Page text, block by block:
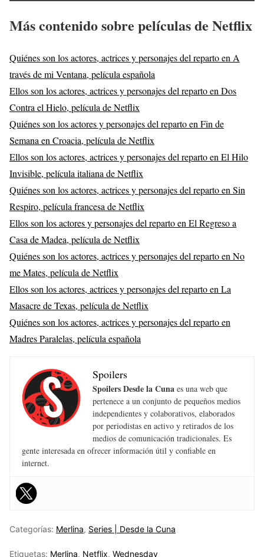
Más contenido sobre películas de Netflix
Quiénes son los actores, actrices y personajes del reparto en A
través de mi Ventana, película española
Ellos son los actores, actrices y personajes del reparto en Dos
Contra el Hielo, película de Netflix
Quiénes son los actores y personajes del reparto en Fin de
Semana en Croacia, película de Netflix
Ellos son los actores, actrices y personajes del reparto en El Hilo
Invisible, película italiana de Netflix
Quiénes son los actores, actrices y personajes del reparto en Sin
Respiro, película francesa de Netflix
Ellos son los actores y personajes del reparto en El Regreso a
Casa de Madea, película de Netflix
Quiénes son los actores, actrices y personajes del reparto en No
me Mates, película de Netflix
Ellos son los actores, actrices y personajes del reparto en La
Masacre de Texas, película de Netflix
Quiénes son los actores, actrices y personajes del reparto en
Madres Paralelas, película española
Spoilers
Spoilers Desde la Cuna es una web que
pertenece a un conjunto de pequeños medios
independientes y colaborativos, elaborados
por periodistas en activo y retirados de los
medios de comunicación tradicionales. Es
gente interesada en ofrecer información útil y confiable en
internet.
Categorías: Merlina, Series | Desde la Cuna
Etiquetas: Merlina, Netflix, Wednesday